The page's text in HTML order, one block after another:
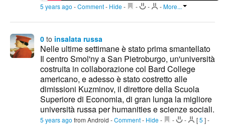
5 years ago -Comment- Hide - - - -More...
0 to insalata russa
Nelle ultime settimane è stato prima smantellato
Il centro Smol'ny a San Pietroburgo, un'università
costruita in collaborazione col Bard College
americano, e adesso è stato costretto alle
dimissioni Kuzminov, il direttore della Scuola
Superiore di Economia, di gran lunga la migliore
università russa per humanities e scienze sociali.
5 years ago from Android -Comment- Hide - - - [5 ]-